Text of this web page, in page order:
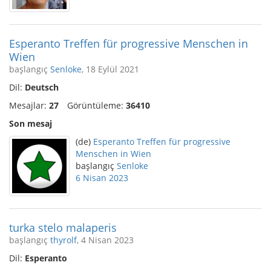
Esperanto Treffen für progressive Menschen in
Wien
başlangıç Senloke, 18 Eylül 2021
Dil: Deutsch
Mesajlar: 27 Görüntüleme: 36410
Son mesaj
(de) Esperanto Treffen für progressive
Menschen in Wien
başlangıç Senloke
6 Nisan 2023
turka stelo malaperis
başlangıç thyrolf, 4 Nisan 2023
Dil: Esperanto